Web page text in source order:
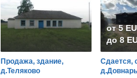
Продажа, здание,
д.Теляково
от 5
до 8
Сдается,